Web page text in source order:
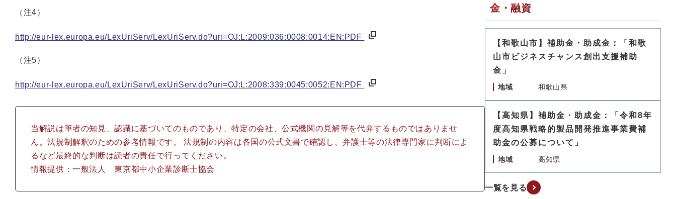
（注4）
http://eur-lex.europa.eu/LexUriServ/LexUriServ.do?uri=OJ:L:2009:036:0008:0014:EN:PDF
（注5）
http://eur-lex.europa.eu/LexUriServ/LexUriServ.do?uri=OJ:L:2008:339:0045:0052:EN:PDF
当解説は筆者の知見、認識に基づいてのものであり、特定の会社、公式機関の見解等を代弁するものではありませ
ん。法規制解釈のための参考情報です。 法規制の内容は各国の公式文書で確認し、弁護士等の法律専門家に判断によ
るなど最終的な判断は読者の責任で行ってください。
情報提供：一般法人 東京都中小企業診断士協会
金・融資
【和歌山市】補助金・助成金：「和歌
山市ビジネスチャンス創出支援補助
金」
地域 和歌山県
【高知県】補助金・助成金：「令和8年
度高知県戦略的製品開発推進事業費補
助金の公募について」
地域 高知県
一覧を見る